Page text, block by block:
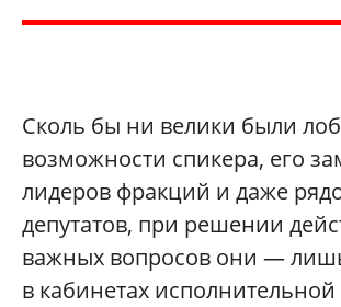
Сколь бы ни велики были
возможности спикера, его
лидеров фракций и даже
депутатов, при решении
важных вопросов они —
в кабинетах исполнительной